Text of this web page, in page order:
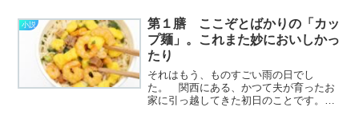
はたくさんの樹が植わっていて、ぼくた
ちは四季折々の花や実を楽………………
～続きを読む～
小説
第１膳 ここぞとばかりの「カッ
プ麺」。これまた妙においしかっ
たり
それはもう、ものすごい雨の日でし
た。 関西にある、かつて夫が育ったお
家に引っ越してきた初日のことです。